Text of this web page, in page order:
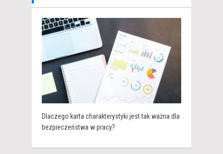
Dlaczego karta charakterystyki jest tak ważna dla
bezpieczeństwa w pracy?